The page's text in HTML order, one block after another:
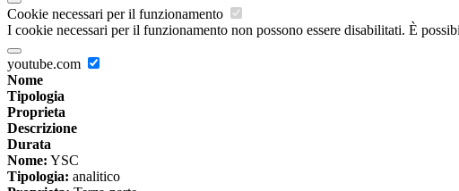
Cookie necessari per il funzionamento
I cookie necessari per il funzionamento non possono essere disabilitati. È
youtube.com
Nome
Tipologia
Proprieta
Descrizione
Durata
Nome: YSC
Tipologia: analitico